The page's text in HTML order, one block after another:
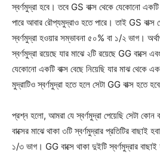
স্বর্ণমুদ্রা হবে। তবে GS বাক্স থেকে যেকোনো একটি
পারে আবার রৌপ্যমুদ্রাও হতে পারে। তাই GS বাক্স
স্বর্ণমুদ্রা হওয়ার সম্ভাবনা ৫০% বা ১/২ ভাগ।
স্বর্ণমুদ্রা রয়েছে যার মাঝে ২টি রয়েছে GG বাক্সে
যেকোনো একটি বাক্স বেছে নিয়েছি যার মাঝ থেকে
মুদ্রাটিও স্বর্ণমুদ্রা হতে হলে সেটা GG বাক্স হতে
প্রশ্ন হলো, আমরা যে স্বর্ণমুদ্রা পেয়েছি সেটা কোন
বাক্সের মাঝে থাকা ৩টি স্বর্ণমুদ্রার প্রতিটির বাছাই
১/৩ ভাগ। GG বাক্সে থাকা দুইটি স্বর্ণমুদ্রার